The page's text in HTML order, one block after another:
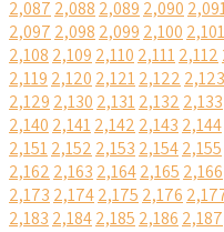
2,087 2,088 2,089 2,090
2,097 2,098 2,099 2,100 2,101
2,108 2,109 2,110 2,1112,112
2,119 2,120 2,1212,122 2,123
2,129 2,130 2,1312,132 2,133
2,140 2,1412,142 2,143 2,144
2,1512,152 2,153 2,1542,155
2,162 2,163 2,1642,165 2,166
2,173 2,1742,175 2,176
2,183 2,1842,185 2,186 2,187